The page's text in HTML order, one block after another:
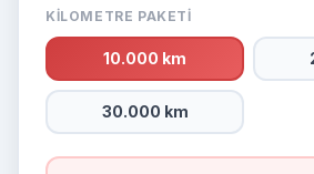
KILOMETRE PAKETI
10.000 km
30.000 km